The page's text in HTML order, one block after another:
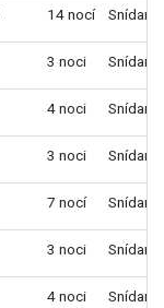
14 nocí Snídaně
3 noci Snídaně
4 noci Snídaně
3 noci Snídaně
7 nocí Snídaně
3 noci Snídaně
4 noci Snídaně